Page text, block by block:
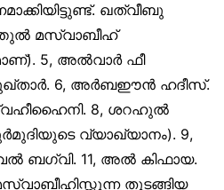
ഖത്വീബു
മസ്വാബീഹ്
5, അല്‍വാര്‍ ഫീ
6, അര്‍ബഈന്‍ ഹദീസ്.
8, ശറഹുല്‍
വ്യാഖ്യാനം). 9,
ബഗ്‌വി. 11, അല്‍ കിഫായ.
തുടങ്ങിയ